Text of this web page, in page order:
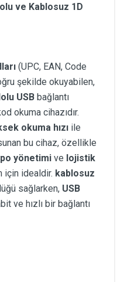
ve Kablosuz 1D
(UPC, EAN, Code
şekilde okuyabilen,
USB bağlantı
okuma cihazıdır.
okuma hızı ile
bu cihaz, özellikle
yönetimi ve lojistik
için idealdir. kablosuz
sağlarken, USB
ve hızlı bir bağlantı